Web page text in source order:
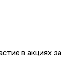
в акциях за